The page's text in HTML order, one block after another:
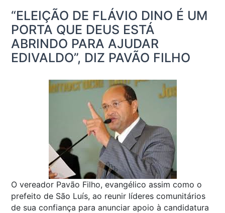
“ELEIÇÃO DE FLÁVIO DINO É UM
PORTA QUE DEUS ESTÁ
ABRINDO PARA AJUDAR
EDIVALDO”, DIZ PAVÃO FILHO
O vereador Pavão Filho, evangélico assim como o
prefeito de São Luís, ao reunir líderes comunitários
de sua confiança para anunciar apoio à candidatura